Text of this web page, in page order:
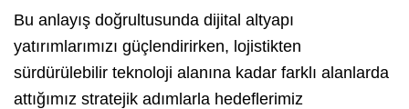
Bu anlayış doğrultusunda dijital altyapı
yatırımlarımızı güçlendirirken, lojistikten
sürdürülebilir teknoloji alanına kadar farklı alanlarda
attığımız stratejik adımlarla hedeflerimiz